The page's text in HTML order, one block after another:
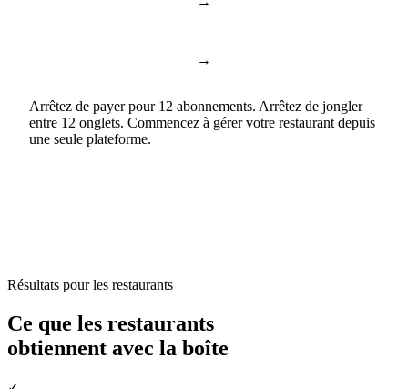
→
Arrêtez de payer pour 12 abonnements. Arrêtez de jongler
entre 12 onglets. Commencez à gérer votre restaurant depuis
une seule plateforme.
Résultats pour les restaurants
Ce que les restaurants
obtiennent avec la boîte